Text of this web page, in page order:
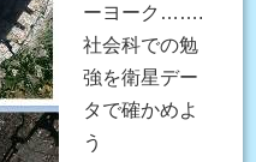
ーヨーク…….
社会科での勉
強を衛星デー
タで確かめよ
う